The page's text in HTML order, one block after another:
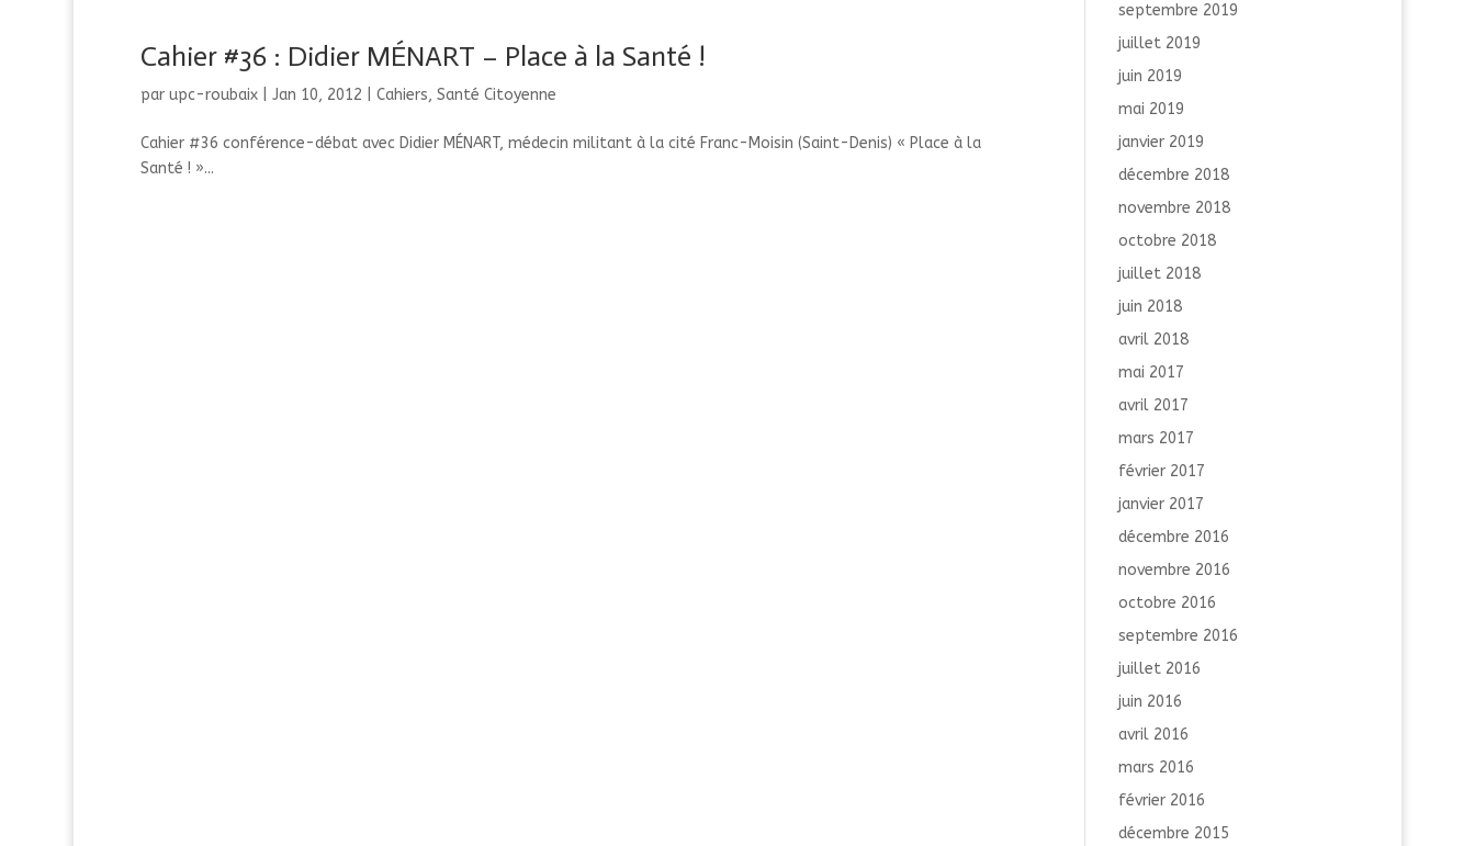
Cahier #36 : Didier MÉNART – Place à la Santé !
par upc-roubaix| Jan 10, 2012 Cahiers, Santé Citoyenne
Cahier #36 conférence-débat avec Didier MÉNART, médecin militant à la cité Franc-Moisin (Saint-Denis) « Place à la
Santé ! »...
septembre 2019
juillet 2019
juin 2019
mai 2019
janvier 2019
décembre 2018
novembre 2018
octobre 2018
juillet 2018
juin 2018
avril 2018
mai 2017
avril 2017
mars 2017
février 2017
janvier 2017
décembre 2016
novembre 2016
octobre 2016
septembre 2016
juillet 2016
juin 2016
avril 2016
mars 2016
février 2016
décembre 2015